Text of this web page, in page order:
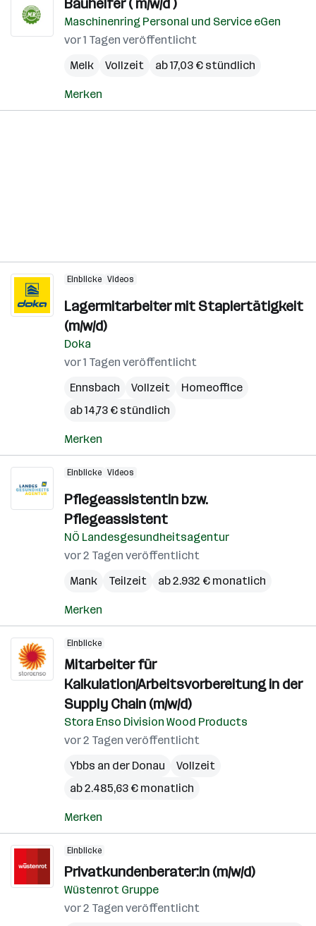
Bauhelfer ( m/w/d )
Maschinenring Personal und Service eGen
vor 1 Tagen veröffentlicht
Melk
Vollzeit ab 17,03 € stündlich
Merken
Einblicke Videos
Lagermitarbeiter mit Staplertätigkeit
(m/w/d)
Doka
vor 1 Tagen veröffentlicht
Ennsbach
Vollzeit
Homeoffice
ab 14,73 € stündlich
Merken
Einblicke Videos
Pflegeassistentin bzw.
Pflegeassistent
NÖ Landesgesundheitsagentur
vor 2 Tagen veröffentlicht
Mank
Teilzeit ab 2.932 € monatlich
Merken
Einblicke
Mitarbeiter für
Kalkulation/Arbeitsvorbereitung in der
Supply Chain (m/w/d)
Stora Enso Division Wood Products
vor 2 Tagen veröffentlicht
Ybbs an der Donau
Vollzeit
ab 2.485,63 € monatlich
Merken
Einblicke
Privatkundenberater:in (m/w/d)
Wüstenrot Gruppe
vor 2 Tagen veröffentlicht